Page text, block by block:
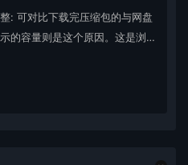
: 可对比下载完压缩包的与网盘
的容量则是这个原因。这是浏